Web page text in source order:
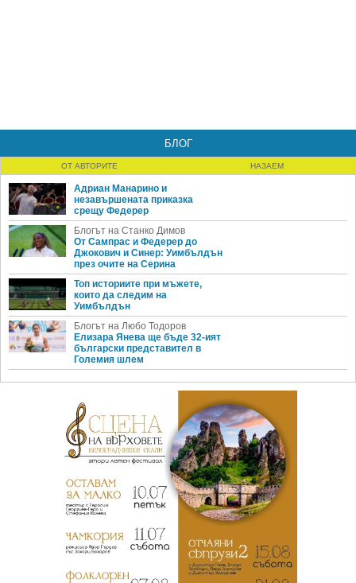
БЛОГ
ОТ АВТОРИТЕ НАЗАЕМ
Адриан Манарино и
незавършената приказка
срещу Федерер
Блогът на Станко Димов
От Сампрас и Федерер до
Джокович и Синер: Уимбълдън
през очите на Серина
Топ историите при мъжете,
които да следим на
Уимбълдън
Блогът на Любо Тодоров
Елизара Янева ще бъде 32-ият
български представител в
Големия шлем